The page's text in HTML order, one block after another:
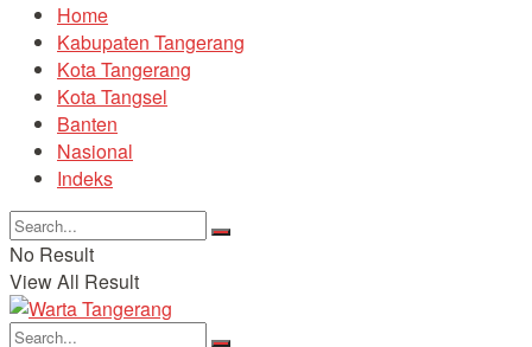
Home
Kabupaten Tangerang
Kota Tangerang
Kota Tangsel
Banten
Nasional
Indeks
No Result
View All Result